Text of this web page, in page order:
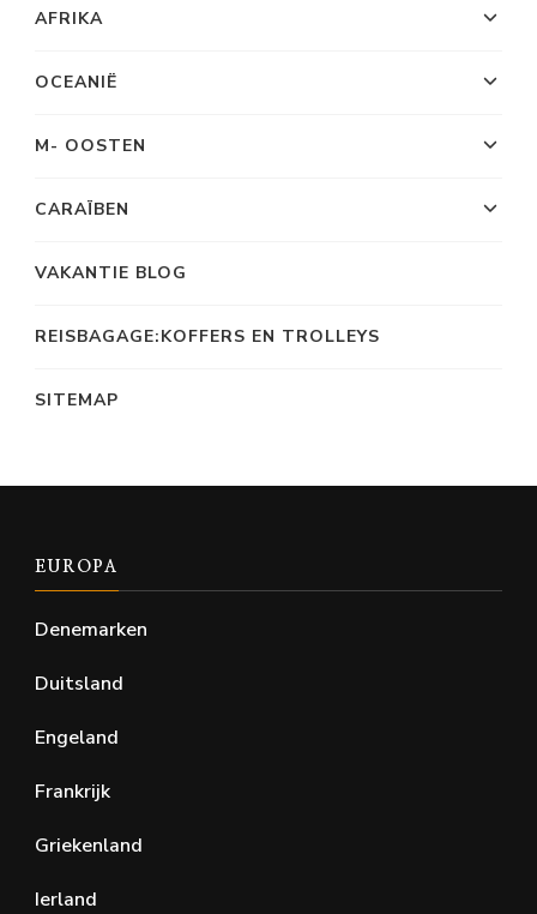
AFRIKA
OCEANIË
M- OOSTEN
CARAÏBEN
VAKANTIE BLOG
REISBAGAGE:KOFFERS EN TROLLEYS
SITEMAP
EUROPA
Denemarken
Duitsland
Engeland
Frankrijk
Griekenland
Ierland